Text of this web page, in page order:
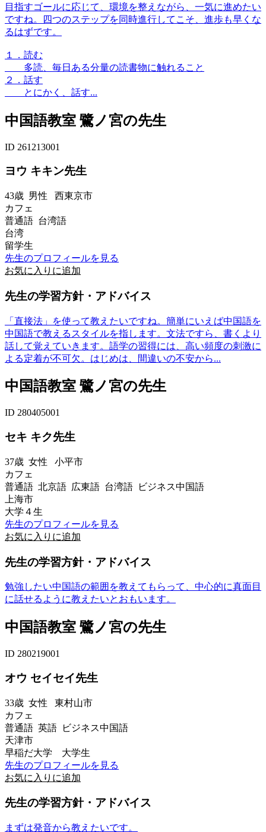
目指すゴールに応じて、環境を整えながら、一気に進めたい
ですね。四つのステップを同時進行してこそ、進歩も早くな
るはずです。
１．読む
多読、毎日ある分量の読書物に触れること
２．話す
とにかく、話す...
中国語教室 鷺ノ宮の先生
ID 261213001
ヨウ キキン先生
43歳 男性 西東京市
カフェ
普通語 台湾語
台湾
留学生
先生のプロフィールを見る
お気に入りに追加
先生の学習方針・アドバイス
「直接法」を使って教えたいですね。簡単にいえば中国語を
中国語で教えるスタイルを指します。文法ですら、書くより
話して覚えていきます。語学の習得には、高い頻度の刺激に
よる定着が不可欠。はじめは、間違いの不安から...
中国語教室 鷺ノ宮の先生
ID 280405001
セキ キク先生
37歳 女性 小平市
カフェ
普通語 北京語 広東語 台湾語 ビジネス中国語
上海市
大学４生
先生のプロフィールを見る
お気に入りに追加
先生の学習方針・アドバイス
勉強したい中国語の範囲を教えてもらって、中心的に真面目
に話せるように教えたいとおもいます。
中国語教室 鷺ノ宮の先生
ID 280219001
オウ セイセイ先生
33歳 女性 東村山市
カフェ
普通語 英語 ビジネス中国語
天津市
早稲だ大学 大学生
先生のプロフィールを見る
お気に入りに追加
先生の学習方針・アドバイス
まずは発音から教えたいです。